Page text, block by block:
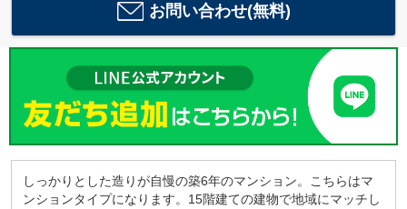
お問い合わせ(無料)
しっかりとした造りが自慢の築6年のマンション。こちらはマ
ンションタイプになります。15階建ての建物で地域にマッチし